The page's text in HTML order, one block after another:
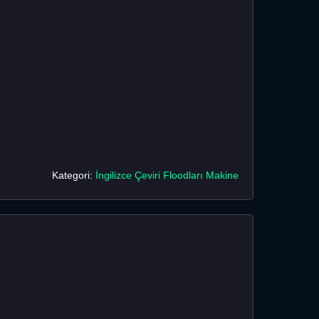
Kategori: İngilizce Çeviri Floodları Makine